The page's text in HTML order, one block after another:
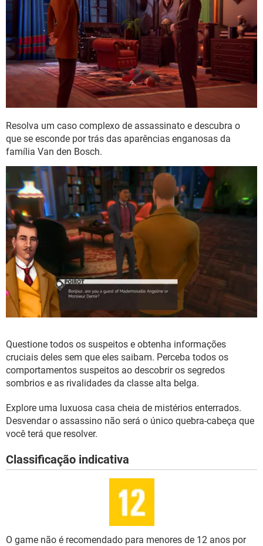
Resolva um caso complexo de assassinato e descubra o
que se esconde por trás das aparências enganosas da
família Van den Bosch.
Questione todos os suspeitos e obtenha informações
cruciais deles sem que eles saibam. Perceba todos os
comportamentos suspeitos ao descobrir os segredos
sombrios e as rivalidades da classe alta belga.
Explore uma luxuosa casa cheia de mistérios enterrados.
Desvendar o assassino não será o único quebra-cabeça que
você terá que resolver.
Classificação indicativa
O game não é recomendado para menores de 12 anos por